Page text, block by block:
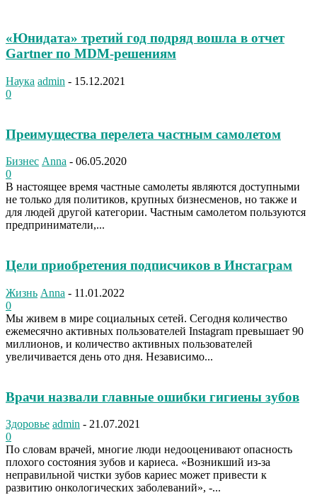
«Юнидата» третий год подряд вошла в отчет
Gartner по MDM-решениям
Наука admin - 15.12.2021
0
Преимущества перелета частным самолетом
Бизнес Anna - 06.05.2020
0
В настоящее время частные самолеты являются доступными
не только для политиков, крупных бизнесменов, но также и
для людей другой категории. Частным самолетом пользуются
предприниматели,...
Цели приобретения подписчиков в Инстаграм
Жизнь Anna - 11.01.2022
0
Мы живем в мире социальных сетей. Сегодня количество
ежемесячно активных пользователей Instagram превышает 90
миллионов, и количество активных пользователей
увеличивается день ото дня. Независимо...
Врачи назвали главные ошибки гигиены зубов
Здоровье admin - 21.07.2021
0
По словам врачей, многие люди недооценивают опасность
плохого состояния зубов и кариеса. «Возникший из-за
неправильной чистки зубов кариес может привести к
развитию онкологических заболеваний», -...